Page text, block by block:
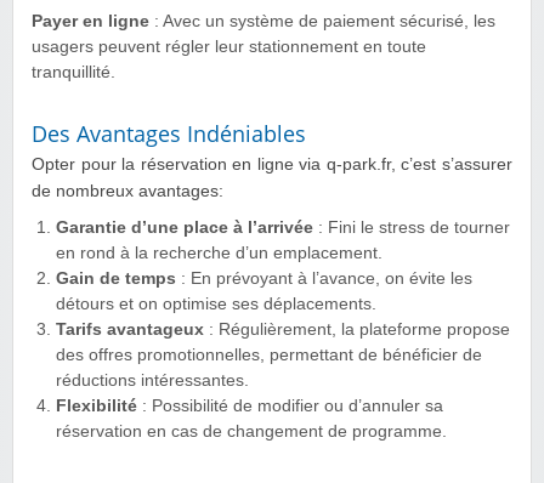
Payer en ligne : Avec un système de paiement sécurisé, les
usagers peuvent régler leur stationnement en toute
tranquillité.
Des Avantages Indéniables
Opter pour la réservation en ligne via q-park.fr, c’est s’assurer
de nombreux avantages:
Garantie d’une place à l’arrivée : Fini le stress de tourner
en rond à la recherche d’un emplacement.
Gain de temps : En prévoyant à l’avance, on évite les
détours et on optimise ses déplacements.
Tarifs avantageux : Régulièrement, la plateforme propose
des offres promotionnelles, permettant de bénéficier de
réductions intéressantes.
Flexibilité : Possibilité de modifier ou d’annuler sa
réservation en cas de changement de programme.